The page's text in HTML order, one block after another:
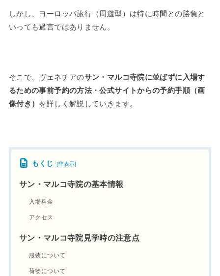
しかし、ヨーロッパ旅行（周遊型）は特に時間との勝負と
いっても過言ではありません。
そこで、ヴェネチアのサン・マルコ寺院に並ばずに入場す
るための事前予約の方法・公式サイトからの予約手順（画
像付き） を詳しく解説していきます。
もくじ [非表示]
サン・マルコ寺院の基本情報
入場料金
アクセス
サン・マルコ寺院見学時の注意点
服装について
荷物について